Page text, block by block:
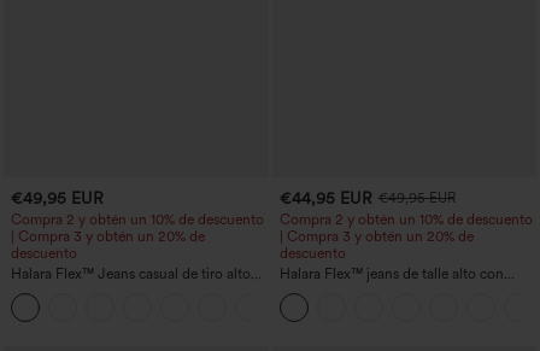
€49,95 EUR
Compra 2 y obtén un 10% de descuento
| Compra 3 y obtén un 20% de
descuento
Halara Flex™ Jeans casual de tiro alto
con control abdominal, pernera ancha y
bolsillos
€44,95 EUR €49,95 EUR
Compra 2 y obtén un 10% de descuento
| Compra 3 y obtén un 20% de
descuento
Halara Flex™ jeans de talle alto con
bolsillos, dobladillo enrollado, pierna
ancha y efecto lavado, estilo casual